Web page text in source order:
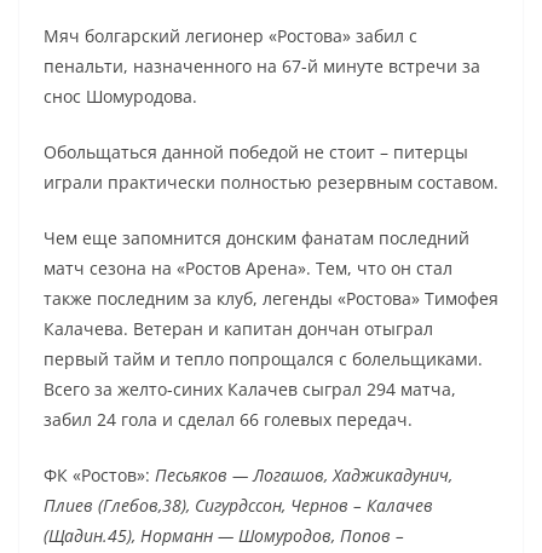
Мяч болгарский легионер «Ростова» забил с
пенальти, назначенного на 67-й минуте встречи за
снос Шомуродова.
Обольщаться данной победой не стоит – питерцы
играли практически полностью резервным составом.
Чем еще запомнится донским фанатам последний
матч сезона на «Ростов Арена». Тем, что он стал
также последним за клуб, легенды «Ростова» Тимофея
Калачева. Ветеран и капитан дончан отыграл
первый тайм и тепло попрощался с болельщиками.
Всего за желто-синих Калачев сыграл 294 матча,
забил 24 гола и сделал 66 голевых передач.
ФК «Ростов»: Песьяков — Логашов, Хаджикадунич,
Плиев (Глебов,38), Сигурдссон, Чернов – Калачев
(Щадин.45), Норманн — Шомуродов, Попов –